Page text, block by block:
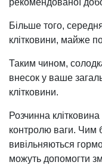
рекомендованої
Більше того,
клітковини, майже
Таким чином,
внесок у ваше
клітковини.
Розчинна
контролю ваги. Чим
вивільняються
можуть допомогти